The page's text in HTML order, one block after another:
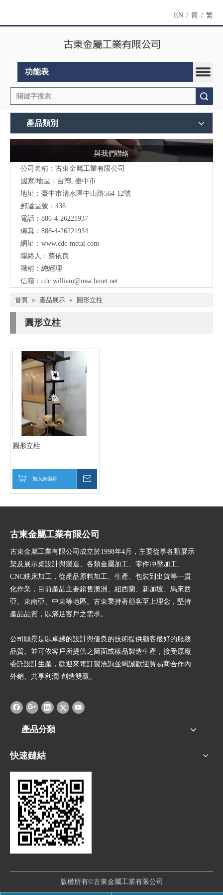
EN / 简 / 繁
功能表
產品類別
與我們聯絡
公司名稱：古東金屬工業有限公司
國家/地區：台灣, 臺中市
地址：臺中市清水區中山路564-12號
郵遞區號：436
電話：886-4-26221937
傳真：886-4-26221934
網址： www.cdc-metal.com
聯絡人：蔡依良
職稱：總經理
信箱： cdc.william@msa.hinet.net
首頁 » 產品展示 » 圓形立柱
圓形立柱
圓形立柱
加入詢價籃
古東金屬工業有限公司
古東金屬工業有限公司成立於1998年4月，主要從事各類展示
架及展示桌設計與製造、各類金屬加工、零件冲壓加工、
CNC銑床加工，從產品原料加工、生產、包裝到出貨等一貫
化作業，目前產品主要銷售澳洲、紐西蘭、新加坡、馬來西
亞、東南亞、中東等地區。古東秉持著顧客至上理念，堅持
產品品質，以滿足客戶之需求。
公司願景是以卓越的設計與優良的技術提供顧客最好的服務
品質。並可依客戶所提供之圖面或樣品製造生產，接受原廠
委託設計生產，歡迎來電訂製洽詢並竭誠歡迎貿易商合作內
外銷、共享利潤-創造雙贏。
產品分類
快速鏈結
版權所有©古東金屬工業有限公司